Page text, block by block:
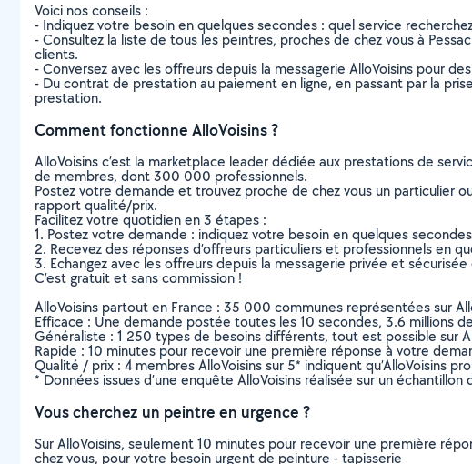
Voici nos conseils :
- Indiquez votre besoin en quelques secondes : quel service
- Consultez la liste de tous les peintres, proches de chez vous à
clients.
- Conversez avec les offreurs depuis la messagerie AlloVoisins pour
- Du contrat de prestation au paiement en ligne, en passant par la
prestation.
Comment fonctionne AlloVoisins ?
AlloVoisins c’est la marketplace leader dédiée aux prestations de
de membres, dont 300 000 professionnels.
Postez votre demande et trouvez proche de chez vous un particulier
rapport qualité/prix.
Facilitez votre quotidien en 3 étapes :
1. Postez votre demande : indiquez votre besoin en quelques
2. Recevez des réponses d’offreurs particuliers et professionnels en
3. Echangez avec les offreurs depuis la messagerie privée et
C’est gratuit et sans commission !
AlloVoisins partout en France : 35 000 communes représentées sur
Efficace : Une demande postée toutes les 10 secondes, 3.6 millions
Généraliste : 1 250 types de besoins différents, tout est possible sur
Rapide : 10 minutes pour recevoir une première réponse à votre
Qualité / prix : 4 membres AlloVoisins sur 5* indiquent qu’AlloVoisins
* Données issues d’une enquête AlloVoisins réalisée sur un
Vous cherchez un peintre en urgence ?
Sur AlloVoisins, seulement 10 minutes pour recevoir une première
chez vous, pour votre besoin urgent de peinture - tapisserie